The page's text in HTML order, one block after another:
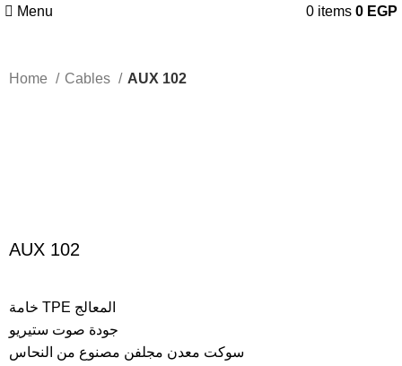
Menu 0 items 0 EGP
Home Cables AUX 102
AUX 102
خامة TPE المعالج
جودة صوت ستيريو
سوكت معدن مجلفن مصنوع من النحاس